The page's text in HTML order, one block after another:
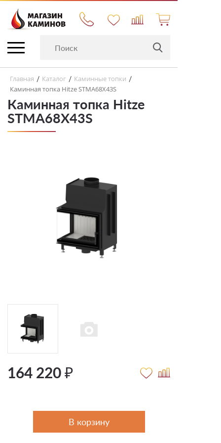
Главная / Каталог / Каминные топки /
Каминная топка Hitze STMA68X43S
Каминная топка Hitze
STMA68X43S
164 220 ₽
В корзину